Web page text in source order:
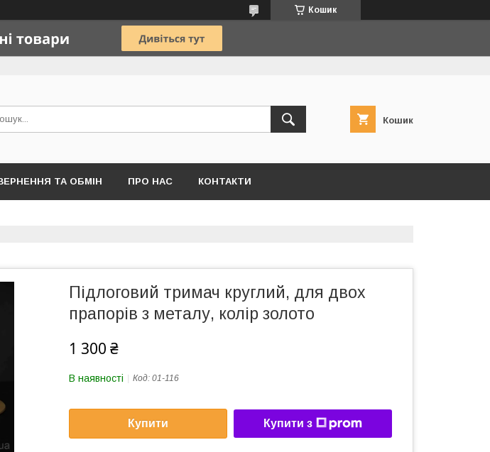
Кошик
Кошик
ТА ОБМІН ПРО НАС КОНТАКТИ
Підлоговий тримач круглий, для двох
прапорів з металу, колір золото
1 300 ₴
В наявності Код: 01-116
Купити Купити з